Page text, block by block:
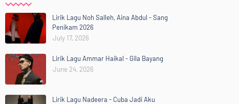
Lirik Lagu Noh Salleh, Aina Abdul - Sang
Penikam 2026
July 17, 2026
Lirik Lagu Ammar Haikal - Gila Bayang
June 24, 2026
Lirik Lagu Nadeera - Cuba Jadi Aku